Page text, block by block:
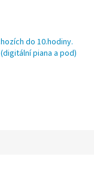
do 10.hodiny.
piana a pod)